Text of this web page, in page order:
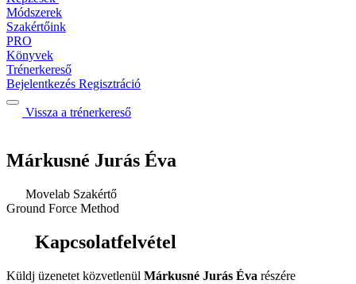
Módszerek
Szakértőink
PRO
Könyvek
Trénerkereső
Bejelentkezés Regisztráció
Vissza a trénerkereső
Márkusné Jurás Éva
Movelab Szakértő
Ground Force Method
Kapcsolatfelvétel
Küldj üzenetet közvetlenül Márkusné Jurás Éva részére